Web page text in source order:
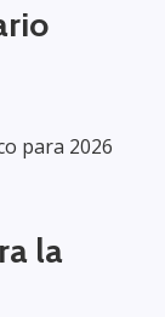
para 2026
la